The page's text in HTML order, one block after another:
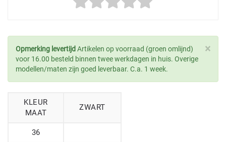
×
Opmerking levertijd Artikelen op voorraad (groen omlijnd)
voor 16.00 besteld binnen twee werkdagen in huis. Overige
modellen/maten zijn goed leverbaar. C.a. 1 week.
KLEUR
MAAT
ZWART
36